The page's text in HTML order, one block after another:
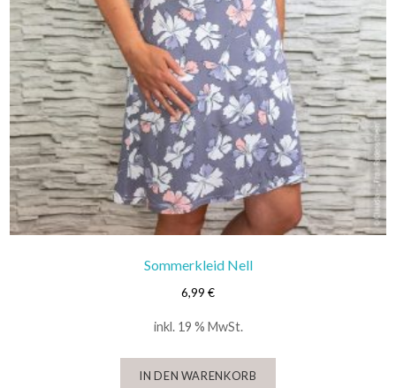
Sommerkleid Nell
6,99 €
inkl. 19 % MwSt.
IN DEN WARENKORB